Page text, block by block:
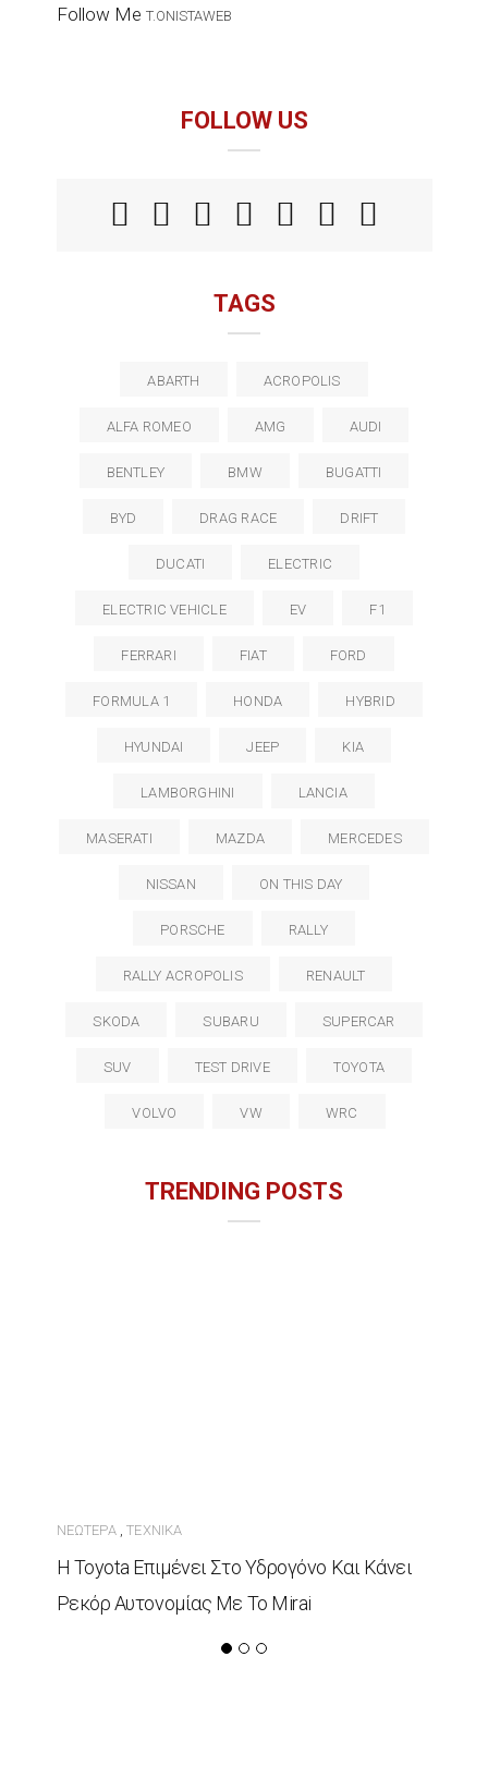
Follow Me T.ONISTAWEB
FOLLOW US
TAGS
ABARTH ACROPOLIS
ALFA ROMEO AMG AUDI
BENTLEY BMW BUGATTI
BYD DRAG RACE DRIFT
DUCATI ELECTRIC
ELECTRIC VEHICLE EV F1
FERRARI FIAT FORD
FORMULA 1 HONDA HYBRID
HYUNDAI JEEP KIA
LAMBORGHINI LANCIA
MASERATI MAZDA MERCEDES
NISSAN ON THIS DAY
PORSCHE RALLY
RALLY ACROPOLIS RENAULT
SKODA SUBARU SUPERCAR
SUV TEST DRIVE TOYOTA
VOLVO VW WRC
TRENDING POSTS
ΝΕΏΤΕΡΑ,ΤΕΧΝΙΚΆ
Η Toyota Επιμένει Στο Υδρογόνο Και Κάνει
Ρεκόρ Αυτονομίας Με Το Mirai